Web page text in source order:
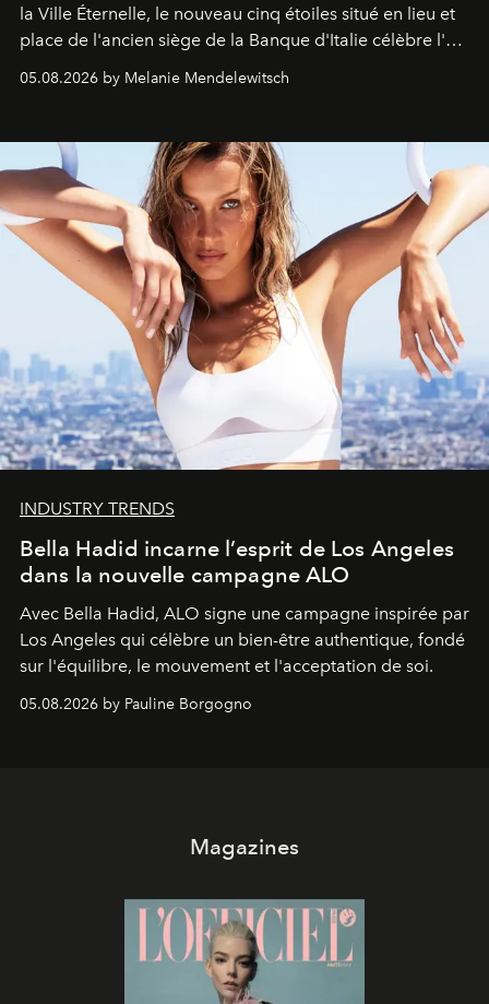
la Ville Éternelle, le nouveau cinq étoiles situé en lieu et
place de l'ancien siège de la Banque d'Italie célèbre l'art
05.08.2026 by Melanie Mendelewitsch
INDUSTRY TRENDS
Bella Hadid incarne l’esprit de Los Angeles
dans la nouvelle campagne ALO
Avec Bella Hadid, ALO signe une campagne inspirée par
Los Angeles qui célèbre un bien-être authentique, fondé
sur l'équilibre, le mouvement et l'acceptation de soi.
05.08.2026 by Pauline Borgogno
Magazines